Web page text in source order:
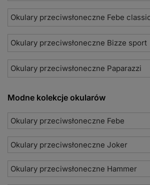
Okulary przeciwsłoneczne Febe
Okulary przeciwsłoneczne Bizze sport
Okulary przeciwsłoneczne Paparazzi
Modne kolekcje okularów
Okulary przeciwsłoneczne Febe
Okulary przeciwsłoneczne Joker
Okulary przeciwsłoneczne Hammer